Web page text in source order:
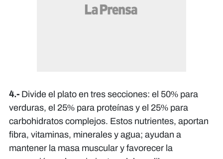
4.- Divide el plato en tres secciones: el 50% para
verduras, el 25% para proteínas y el 25% para
carbohidratos complejos. Estos nutrientes, aportan
fibra, vitaminas, minerales y agua; ayudan a
mantener la masa muscular y favorecer la